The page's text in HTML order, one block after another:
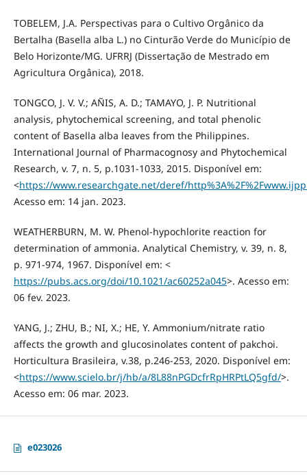
TOBELEM, J.A. Perspectivas para o Cultivo Orgânico da
Bertalha (Basella alba L.) no Cinturão Verde do Município de
Belo Horizonte/MG. UFRRJ (Dissertação de Mestrado em
Agricultura Orgânica), 2018.
TONGCO, J. V. V.; AÑIS, A. D.; TAMAYO, J. P. Nutritional
analysis, phytochemical screening, and total phenolic
content of Basella alba leaves from the Philippines.
International Journal of Pharmacognosy and Phytochemical
Research, v. 7, n. 5, p.1031-1033, 2015. Disponível em:
<https://www.researchgate.net/deref/
Acesso em: 14 jan. 2023.
WEATHERBURN, M. W. Phenol-hypochlorite reaction for
determination of ammonia. Analytical Chemistry, v. 39, n. 8,
p. 971-974, 1967. Disponível em: <
https://pubs.acs.org/doi/10.1021/ac60252a045>. Acesso em:
06 fev. 2023.
YANG, J.; ZHU, B.; NI, X.; HE, Y. Ammonium/nitrate ratio
affects the growth and glucosinolates content of pakchoi.
Horticultura Brasileira, v.38, p.246-253, 2020. Disponível em:
<https://www.scielo.br/j/hb/a/8L88nPGDcfrRpHRPtLQ5gfd/>.
Acesso em: 06 mar. 2023.
e023026